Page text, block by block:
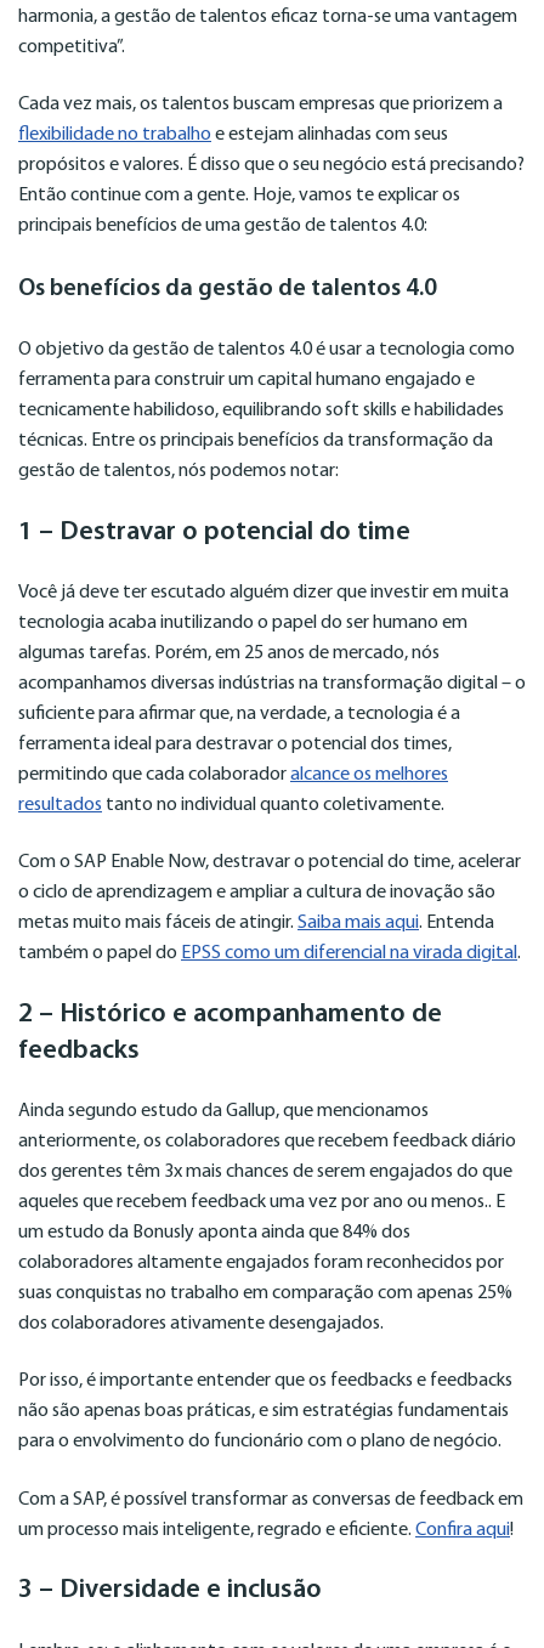
harmonia, a gestão de talentos eficaz torna-se uma vantagem
competitiva”.
Cada vez mais, os talentos buscam empresas que priorizem a
flexibilidade no trabalho e estejam alinhadas com seus
propósitos e valores. É disso que o seu negócio está precisando?
Então continue com a gente. Hoje, vamos te explicar os
principais benefícios de uma gestão de talentos 4.0:
Os benefícios da gestão de talentos 4.0
O objetivo da gestão de talentos 4.0 é usar a tecnologia como
ferramenta para construir um capital humano engajado e
tecnicamente habilidoso, equilibrando soft skills e habilidades
técnicas. Entre os principais benefícios da transformação da
gestão de talentos, nós podemos notar:
1 – Destravar o potencial do time
Você já deve ter escutado alguém dizer que investir em muita
tecnologia acaba inutilizando o papel do ser humano em
algumas tarefas. Porém, em 25 anos de mercado, nós
acompanhamos diversas indústrias na transformação digital – o
suficiente para afirmar que, na verdade, a tecnologia é a
ferramenta ideal para destravar o potencial dos times,
permitindo que cada colaboradoralcance os melhores
resultados tanto no individual quanto coletivamente.
Com o SAP Enable Now, destravar o potencial do time, acelerar
o ciclo de aprendizagem e ampliar a cultura de inovação são
metas muito mais fáceis de atingir. Saiba mais aqui. Entenda
também o papel do EPSS como um diferencial na virada digital.
2 – Histórico e acompanhamento de
feedbacks
Ainda segundo estudo da Gallup, que mencionamos
anteriormente, os colaboradores que recebem feedback diário
dos gerentes têm 3x mais chances de serem engajados do que
aqueles que recebem feedback uma vez por ano ou menos.. E
um estudo da Bonusly aponta ainda que 84% dos
colaboradores altamente engajados foram reconhecidos por
suas conquistas no trabalho em comparação com apenas 25%
dos colaboradores ativamente desengajados.
Por isso, é importante entender que os feedbacks e feedbacks
não são apenas boas práticas, e sim estratégias fundamentais
para o envolvimento do funcionário com o plano de negócio.
Com a SAP, é possível transformar as conversas de feedback em
um processo mais inteligente, regrado e eficiente. Confira aqui!
3 – Diversidade e inclusão